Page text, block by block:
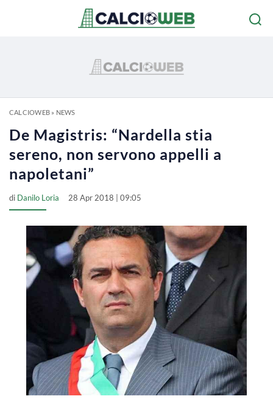
CALCIOWEB» NEWS
De Magistris: “Nardella stia
sereno, non servono appelli a
napoletani”
di Danilo Loria 28 Apr 2018 | 09:05